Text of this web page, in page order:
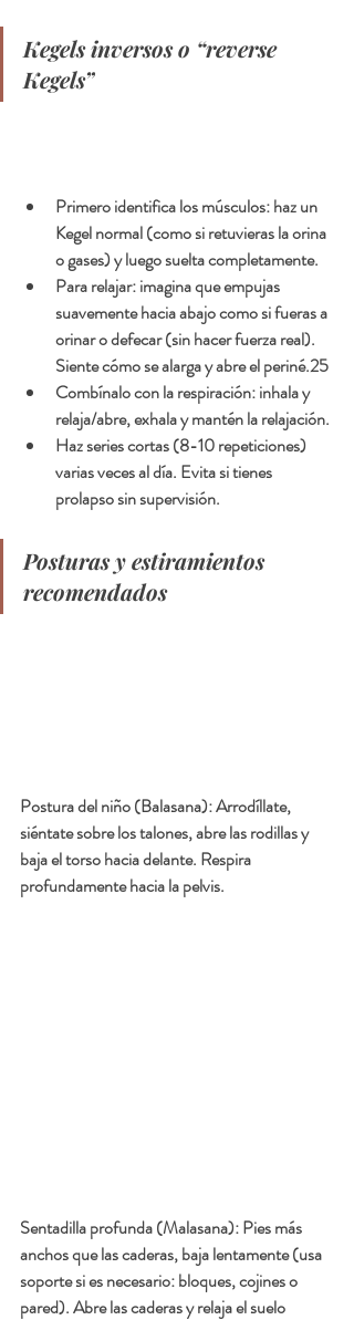
Kegels inversos o “reverse
Kegels”
Primero identifica los músculos: haz un
Kegel normal (como si retuvieras la orina
o gases) y luego suelta completamente.
Para relajar: imagina que empujas
suavemente hacia abajo como si fueras a
orinar o defecar (sin hacer fuerza real).
Siente cómo se alarga y abre el periné.25
Combínalo con la respiración: inhala y
relaja/abre, exhala y mantén la relajación.
Haz series cortas (8-10 repeticiones)
varias veces al día. Evita si tienes
prolapso sin supervisión.
Posturas y estiramientos
recomendados
Postura del niño (Balasana): Arrodíllate,
siéntate sobre los talones, abre las rodillas y
baja el torso hacia delante. Respira
profundamente hacia la pelvis.
Sentadilla profunda (Malasana): Pies más
anchos que las caderas, baja lentamente (usa
soporte si es necesario: bloques, cojines o
pared). Abre las caderas y relaja el suelo